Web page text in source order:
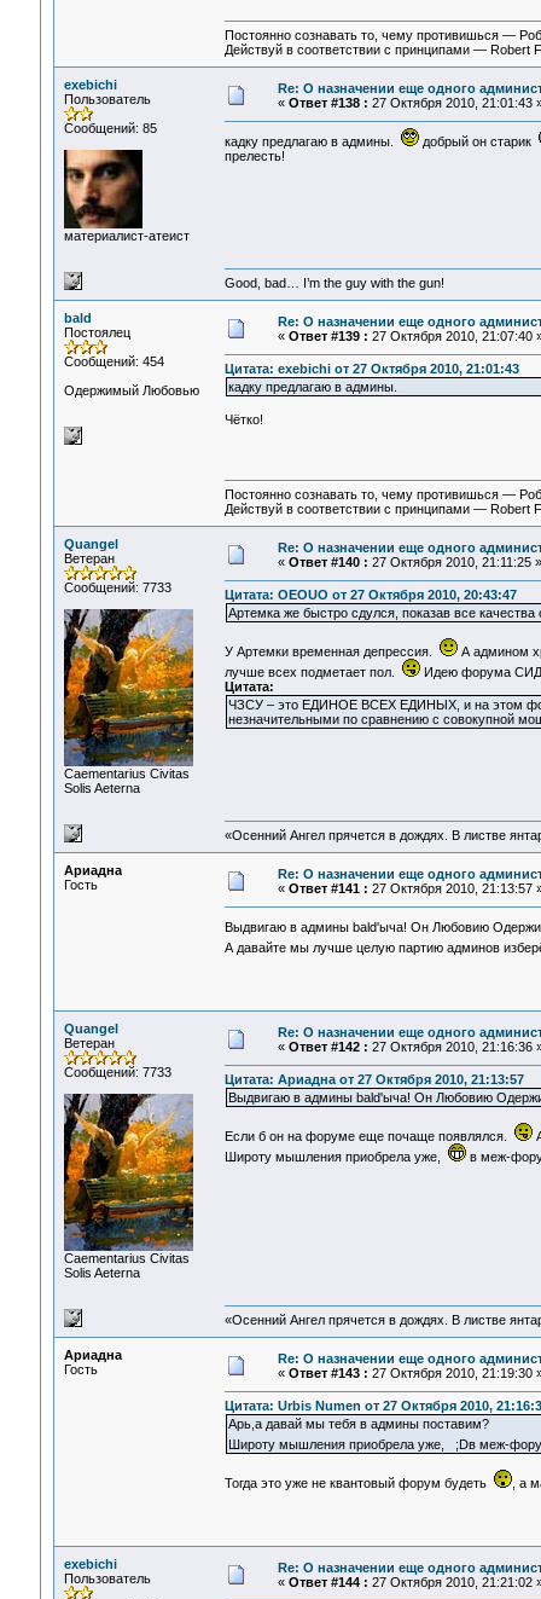
Постоянно сознавать то, чему противишься —
Действуй в соответствии с принципами — Robert
exebichi
Пользователь
Сообщений: 85
материалист-атеист
Re: О назначении еще одного
« Ответ #138 : 27 Октября 2010, 21:01:43
кадку предлагаю в админы.
добрый он старик
прелесть!
Good, bad… I’m the guy with the gun!
bald
Постоялец
Сообщений: 454
Одержимый Любовью
Re: О назначении еще одного
« Ответ #139 : 27 Октября 2010, 21:07:40
Цитата: exebichi от 27 Октября 2010, 21:01:43
кадку предлагаю в админы.
Чётко!
Постоянно сознавать то, чему противишься —
Действуй в соответствии с принципами — Robert
Quangel
Ветеран
Сообщений: 7733
Сaementarius Civitas
Solis Aeterna
Re: О назначении еще одного
« Ответ #140 : 27 Октября 2010, 21:11:25 »
Цитата: OEOUO от 27 Октября 2010, 20:43:47
Артемка же быстро сдулся, показав все качества
У Артемки временная депрессия.
А админом
лучше всех подметает пол.
Идею форума СИД
Цитата:
ЧЗСУ – это ЕДИНОЕ ВСЕХ ЕДИНЫХ, и на этом
незначительными по сравнению с совокупной
«Осенний Ангел прячется в дождях. В листве
Ариадна
Гость
Re: О назначении еще одного
« Ответ #141 : 27 Октября 2010, 21:13:57
Выдвигаю в админы bald'ыча! Он Любовию
А давайте мы лучше целую партию админов
Quangel
Ветеран
Сообщений: 7733
Сaementarius Civitas
Solis Aeterna
Re: О назначении еще одного
« Ответ #142 : 27 Октября 2010, 21:16:36
Цитата: Ариадна от 27 Октября 2010, 21:13:57
Выдвигаю в админы bald'ыча! Он Любовию
Если б он на форуме еще почаще появлялся.
Широту мышления приобрела уже,
в меж-
«Осенний Ангел прячется в дождях. В листве
Ариадна
Гость
Re: О назначении еще одного
« Ответ #143 : 27 Октября 2010, 21:19:30
Цитата: Urbis Numen от 27 Октября 2010,
Арь,а давай мы тебя в админы поставим?
Широту мышления приобрела уже, ;Dв меж-
Тогда это уже не квантовый форум будеть , а
exebichi
Пользователь
Re: О назначении еще одного
« Ответ #144 : 27 Октября 2010, 21:21:02